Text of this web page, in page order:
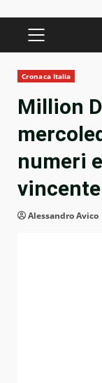
PRIMARY
Cronaca Italia
Million
numeri
Alessandro Avico